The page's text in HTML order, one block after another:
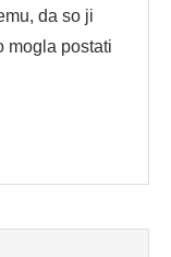
da so ji
mogla postati